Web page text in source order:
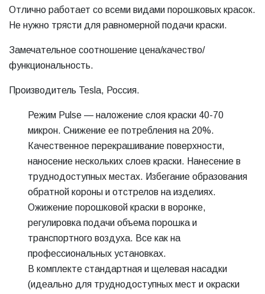
Отлично работает со всеми видами порошковых красок.
Не нужно трясти для равномерной подачи краски.
Замечательное соотношение цена/качество/
функциональность.
Производитель Tesla, Россия.
Режим Pulse — наложение слоя краски 40-70
микрон. Снижение ее потребления на 20%.
Качественное перекрашивание поверхности,
наносение нескольких слоев краски. Нанесение в
труднодоступных местах. Избегание образования
обратной короны и отстрелов на изделиях.
Ожижение порошковой краски в воронке,
регулировка подачи объема порошка и
транспортного воздуха. Все как на
профессиональных установках.
В комплекте стандартная и щелевая насадки
(идеально для труднодоступных мест и окраски